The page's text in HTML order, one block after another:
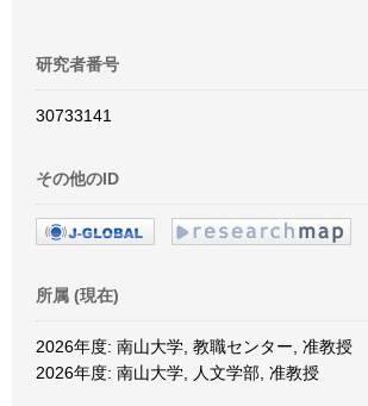
研究者番号
30733141
その他のID
所属 (現在)
2026年度: 南山大学, 教職センター, 准教授
2026年度: 南山大学, 人文学部, 准教授